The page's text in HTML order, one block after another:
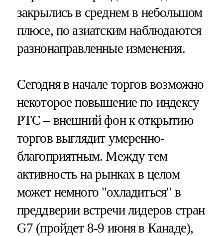
закрылись в среднем в небольшом
плюсе, по азиатским наблюдаются
разнонаправленные изменения.
Сегодня в начале торгов возможно
некоторое повышение по индексу
РТС – внешний фон к открытию
торгов выглядит умеренно-
благоприятным. Между тем
активность на рынках в целом
может немного "охладиться" в
преддверии встречи лидеров стран
G7 (пройдет 8-9 июня в Канаде),